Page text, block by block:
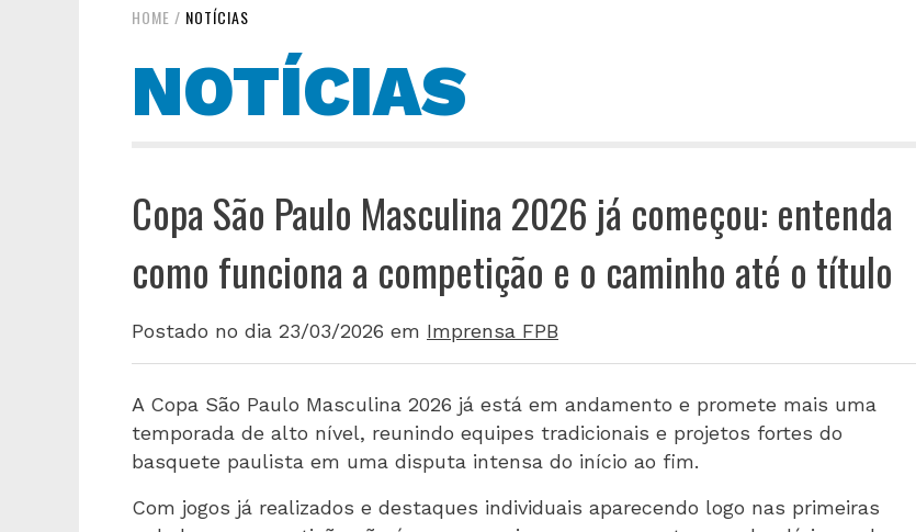
HOME / NOTÍCIAS
NOTÍCIAS
Copa São Paulo Masculina 2026 já começou: entenda
como funciona a competição e o caminho até o título
Postado no dia 23/03/2026 em Imprensa FPB
A Copa São Paulo Masculina 2026 já está em andamento e promete mais uma
temporada de alto nível, reunindo equipes tradicionais e projetos fortes do
basquete paulista em uma disputa intensa do início ao fim.
Com jogos já realizados e destaques individuais aparecendo logo nas primeiras